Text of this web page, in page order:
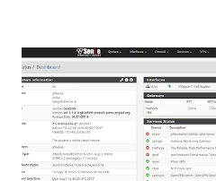
add-apt-repository
apt-get update $ sudo apt-